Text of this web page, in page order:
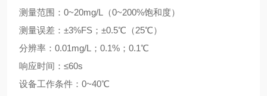
测量范围：0~20mg/L（0~200%饱和度）
测量误差：±3%FS；±0.5℃（25℃）
分辨率：0.01mg/L；0.1%；0.1℃
响应时间：≤60s
设备工作条件：0~40℃